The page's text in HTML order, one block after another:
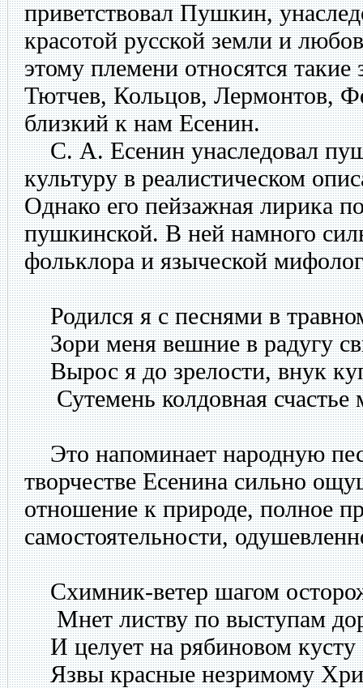
приветствовал Пушкин,
красотой русской земли и
этому племени относятся
Тютчев, Кольцов, Лермонтов,
близкий к нам Есенин.
С. А. Есенин унаследовал
культуру в реалистическом
Однако его пейзажная лирика
пушкинской. В ней намного
фольклора и языческой
Родился я с песнями в
Зори меня вешние в радугу
Вырос я до зрелости, внук
Сутемень колдовная счастье
Это напоминает народную
творчестве Есенина сильно
отношение к природе, полное
самостоятельности,
Схимник-ветер шагом
Мнет листву по выступам
И целует на рябиновом кусту
Язвы красные незримому